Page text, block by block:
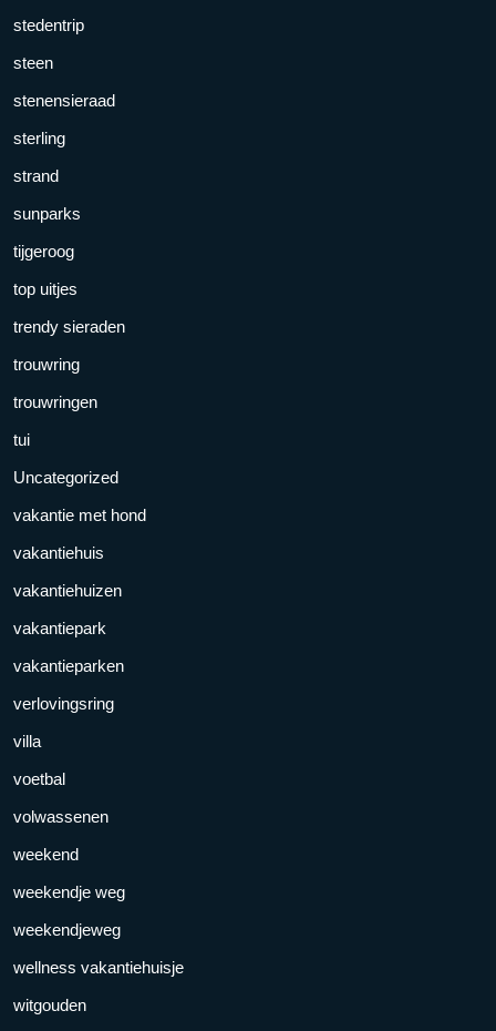
stedentrip
steen
stenensieraad
sterling
strand
sunparks
tijgeroog
top uitjes
trendy sieraden
trouwring
trouwringen
tui
Uncategorized
vakantie met hond
vakantiehuis
vakantiehuizen
vakantiepark
vakantieparken
verlovingsring
villa
voetbal
volwassenen
weekend
weekendje weg
weekendjeweg
wellness vakantiehuisje
witgouden